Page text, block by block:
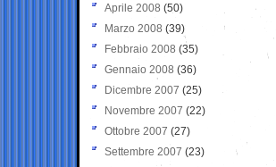
Aprile 2008 (50)
Marzo 2008 (39)
Febbraio 2008 (35)
Gennaio 2008 (36)
Dicembre 2007 (25)
Novembre 2007 (22)
Ottobre 2007 (27)
Settembre 2007 (23)